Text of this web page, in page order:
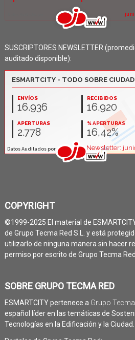
SUSCRIPTORES NEWSLETTER
auditado disponible):
COPYRIGHT
©1999-2025 El material de
de Grupo Tecma Red S.L. y está
utilizarlo de ninguna manera sin hacer
permiso por escrito de Grupo Tecma
SOBRE GRUPO TECMA RED
ESMARTCITY pertenece a Grupo
español líder en las temáticas de
Tecnologías en la Edificación y la Ciudad.